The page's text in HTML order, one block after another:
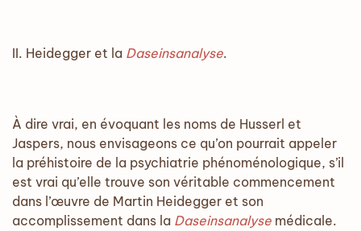
II. Heidegger et la Daseinsanalyse.
À dire vrai, en évoquant les noms de Husserl et
Jaspers, nous envisageons ce qu’on pourrait appeler
la préhistoire de la psychiatrie phénoménologique, s’il
est vrai qu’elle trouve son véritable commencement
dans l’œuvre de Martin Heidegger et son
accomplissement dans la Daseinsanalyse médicale.